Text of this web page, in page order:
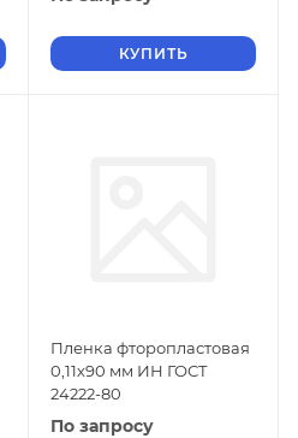
КУПИТЬ
Пленка фторопластовая
0,11х90 мм ИН ГОСТ
24222-80
По запросу